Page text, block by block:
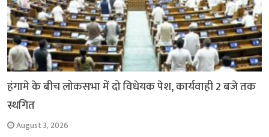
हंगामे के बीच लोकसभा में दो विधेयक पेश, कार्यवाही 2 बजे तक
स्थगित
August 3, 2026